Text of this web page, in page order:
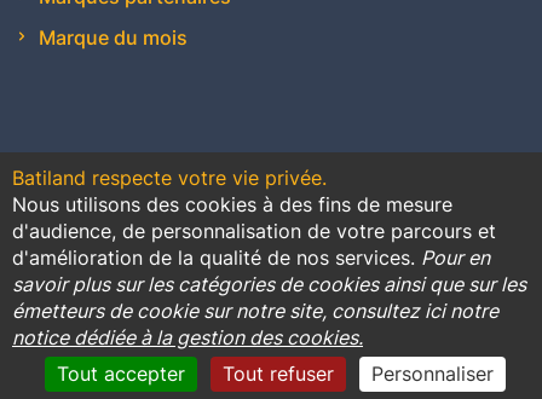
Marque du mois
Contact Conditions générales de vente
Promotions
Règlement général sur la protection des données
Cookies Mentions légales
Batiland respecte votre vie privée.
Nous utilisons des cookies à des fins de mesure
d'audience, de personnalisation de votre parcours et
d'amélioration de la qualité de nos services. Pour en
savoir plus sur les catégories de cookies ainsi que sur les
émetteurs de cookie sur notre site, consultez ici notre
notice dédiée à la gestion des cookies.
Tout accepter
Tout refuser Personnaliser